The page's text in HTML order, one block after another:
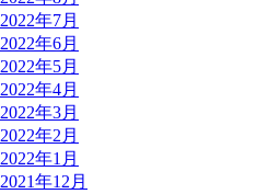
2022年7月
2022年6月
2022年5月
2022年4月
2022年3月
2022年2月
2022年1月
2021年12月